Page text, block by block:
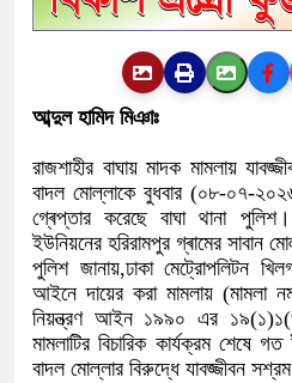
আব্দুল হামিদ মিঞাঃ
রাজশাহীর বাঘায় মাদক মামলায়
বাদল মোল্লাকে বুধবার (০৮-০৭-
গ্ৰেপ্তার করেছে বাঘা থানা
ইউনিয়নের হরিরামপুর গ্ৰামের সাবান
পুলিশ জানায়,ঢাকা মেট্রোপলিটন
আইনে দায়ের করা মামলায় (মামলা
নিয়ন্ত্রণ আইন ১৯৯০ এর
মামলাটির বিচারিক কার্যক্রম শেষে
বাদল মোল্লার বিরুদ্ধে যাবজ্জীবন